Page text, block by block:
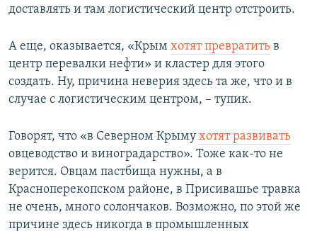
доставлять и там логистический центр отстроить.
А еще, оказывается, «Крым хотят превратить в
центр перевалки нефти» и кластер для этого
создать. Ну, причина неверия здесь та же, что и в
случае с логистическим центром, – тупик.
Говорят, что «в Северном Крыму хотят развивать
овцеводство и виноградарство». Тоже как-то не
верится. Овцам пастбища нужны, а в
Красноперекопском районе, в Присивашье травка
не очень, много солончаков. Возможно, по этой же
причине здесь никогда в промышленных